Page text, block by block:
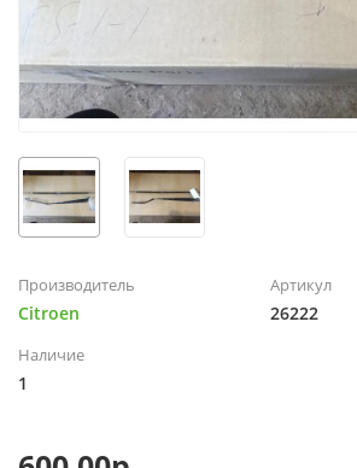
Производитель
Citroen
Артикул
26222
Наличие
1